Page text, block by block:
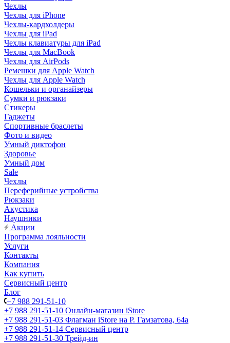
Чехлы
Чехлы для iPhone
Чехлы-кардхолдеры
Чехлы для iPad
Чехлы клавиатуры для iPad
Чехлы для MacBook
Чехлы для AirPods
Ремешки для Apple Watch
Чехлы для Apple Watch
Кошельки и органайзеры
Сумки и рюкзаки
Стикеры
Гаджеты
Спортивные браслеты
Фото и видео
Умный диктофон
Здоровье
Умный дом
Sale
Чехлы
Переферийные устройства
Рюкзаки
Акустика
Наушники
Акции
Программа лояльности
Услуги
Контакты
Компания
Как купить
Сервисный центр
Блог
+7 988 291-51-10
+7 988 291-51-10 Онлайн-магазин iStore
+7 988 291-51-03 Флагман iStore на Р. Гамзатова, 64а
+7 988 291-51-14 Сервисный центр
+7 988 291-51-30 Трейд-ин